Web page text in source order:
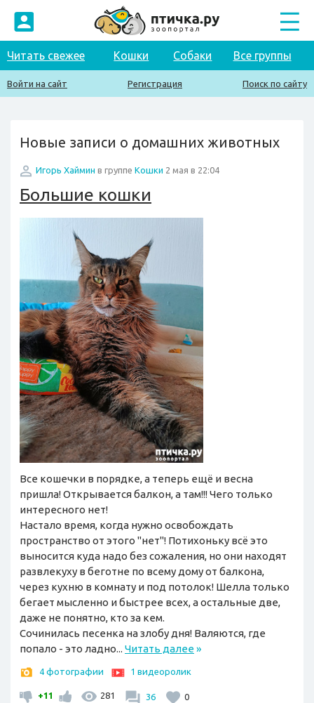
Читать свежее Кошки Собаки Все группы
Войти на сайт Регистрация Поиск по сайту
Новые записи о домашних животных
Игорь Хаймин в группе Кошки 2 мая в 22:04
Большие кошки
Все кошечки в порядке, а теперь ещё и весна
пришла! Открывается балкон, а там!!! Чего только
интересного нет!
Настало время, когда нужно освобождать
пространство от этого "нет"! Потихоньку всё это
выносится куда надо без сожаления, но они находят
развлекуху в беготне по всему дому от балкона,
через кухню в комнату и под потолок! Шелла только
бегает мысленно и быстрее всех, а остальные две,
даже не понятно, кто за кем.
Сочинилась песенка на злобу дня! Валяются, где
попало - это ладно... Читать далее»
4 фотографии 1 видеоролик
+11 281 36 0